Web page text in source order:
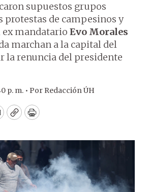
supuestos grupos
protestas de campesinos y
ex mandatario Evo Morales
marchan a la capital del
la renuncia del presidente
p. m. • Por Redacción ÚH
CopyPrint